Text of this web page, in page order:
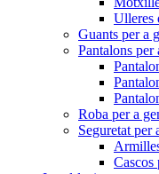
Ulleres
Guants per a
Pantalons per
Roba per a
Seguretat per
Cascos